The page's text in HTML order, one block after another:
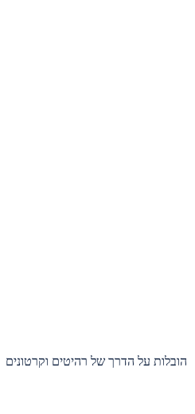
הובלות על הדרך של רהיטים וקרטונים